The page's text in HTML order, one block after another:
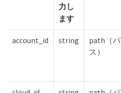
力し
ます
account_id string
path（パ
ス）